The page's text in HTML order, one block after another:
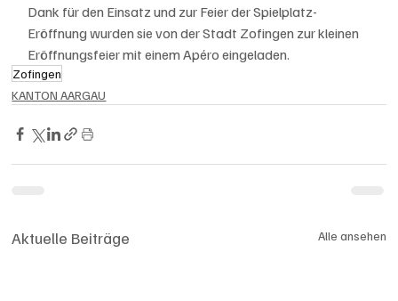
Dank für den Einsatz und zur Feier der Spielplatz-
Eröffnung wurden sie von der Stadt Zofingen zur kleinen
Eröffnungsfeier mit einem Apéro eingeladen.
Zofingen
KANTON AARGAU
Aktuelle Beiträge Alle ansehen